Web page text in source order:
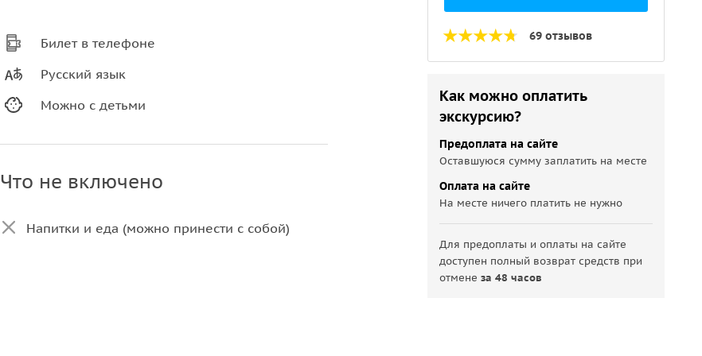
Билет в телефоне
Русский язык
Можно с детьми
Что не включено
Напитки и еда (можно принести с собой)
69 отзывов
Как можно оплатить
экскурсию?
Предоплата на сайте
Оставшуюся сумму заплатить на месте
Оплата на сайте
На месте ничего платить не нужно
Для предоплаты и оплаты на сайте
доступен полный возврат средств при
отменеза 48 часов